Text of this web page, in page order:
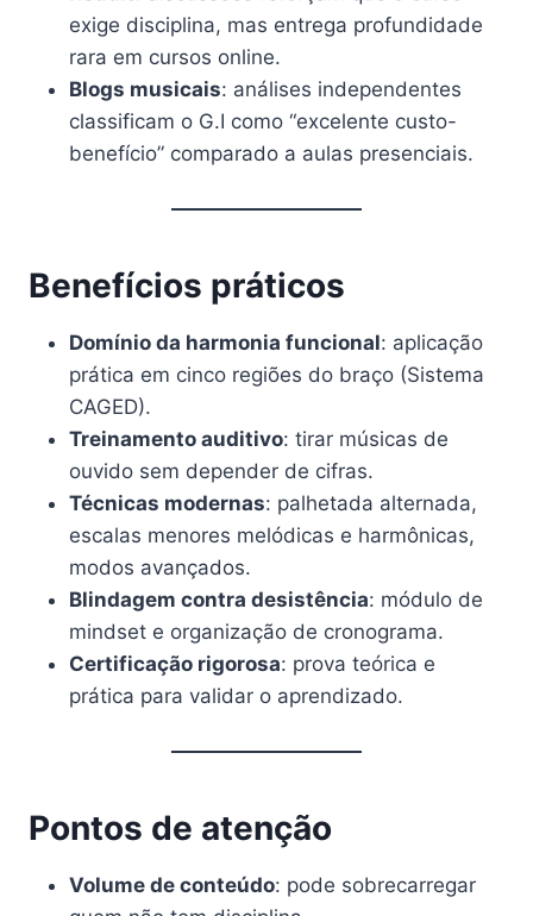
exige disciplina, mas entrega profundidade
rara em cursos online.
Blogs musicais: análises independentes
classificam o G.I como “excelente custo-
benefício” comparado a aulas presenciais.
Benefícios práticos
Domínio da harmonia funcional: aplicação
prática em cinco regiões do braço (Sistema
CAGED).
Treinamento auditivo: tirar músicas de
ouvido sem depender de cifras.
Técnicas modernas: palhetada alternada,
escalas menores melódicas e harmônicas,
modos avançados.
Blindagem contra desistência: módulo de
mindset e organização de cronograma.
Certificação rigorosa: prova teórica e
prática para validar o aprendizado.
Pontos de atenção
Volume de conteúdo: pode sobrecarregar